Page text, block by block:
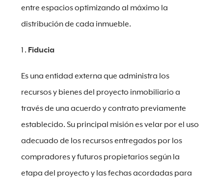
entre espacios optimizando al máximo la
distribución de cada inmueble.
Fiducia
Es una entidad externa que administra los
recursos y bienes del proyecto inmobiliario a
través de una acuerdo y contrato previamente
establecido. Su principal misión es velar por el uso
adecuado de los recursos entregados por los
compradores y futuros propietarios según la
etapa del proyecto y las fechas acordadas para